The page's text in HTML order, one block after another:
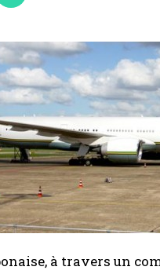
à travers un